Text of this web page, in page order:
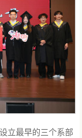
立最早的三个系部